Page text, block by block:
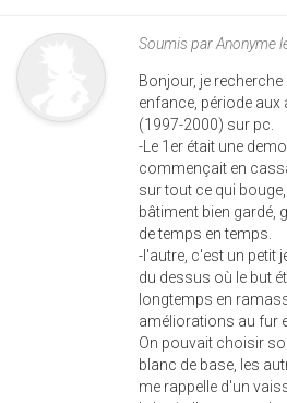
Soumis parAnonyme
Bonjour, je recherche
enfance, période aux
(1997-2000) sur pc.
-Le 1er était une
commençait en
sur tout ce qui
bâtiment bien gardé,
de temps en temps.
-l'autre, c'est un petit
du dessus où le but
longtemps en
améliorations au fur
On pouvait choisir
blanc de base, les
me rappelle d'un